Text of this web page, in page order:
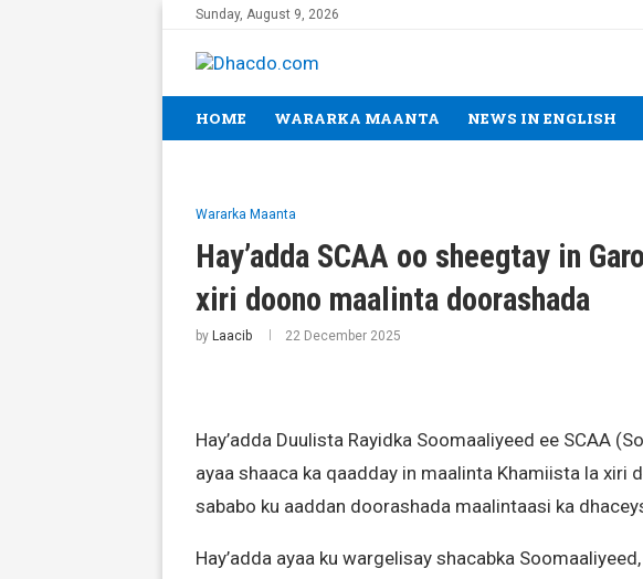
Sunday, August 9, 2026
HOME WARARKA MAANTA NEWS IN ENGLISH
Wararka Maanta
Hay’adda SCAA oo sheegtay in
xiri doono maalinta doorashada
by Laacib 22 December 2025
Hay’adda Duulista Rayidka Soomaaliyeed ee SCAA
ayaa shaaca ka qaadday in maalinta Khamiista la xiri
sababo ku aaddan doorashada maalintaasi ka
Hay’adda ayaa ku wargelisay shacabka